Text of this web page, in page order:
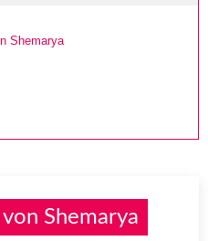
Shemarya
Shemarya